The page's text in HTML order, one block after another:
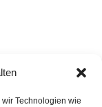
Technologien wie